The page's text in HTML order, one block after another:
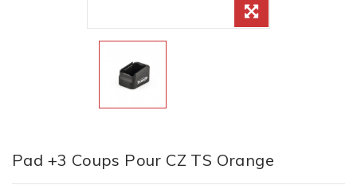
Pad +3 Coups Pour CZ TS Orange